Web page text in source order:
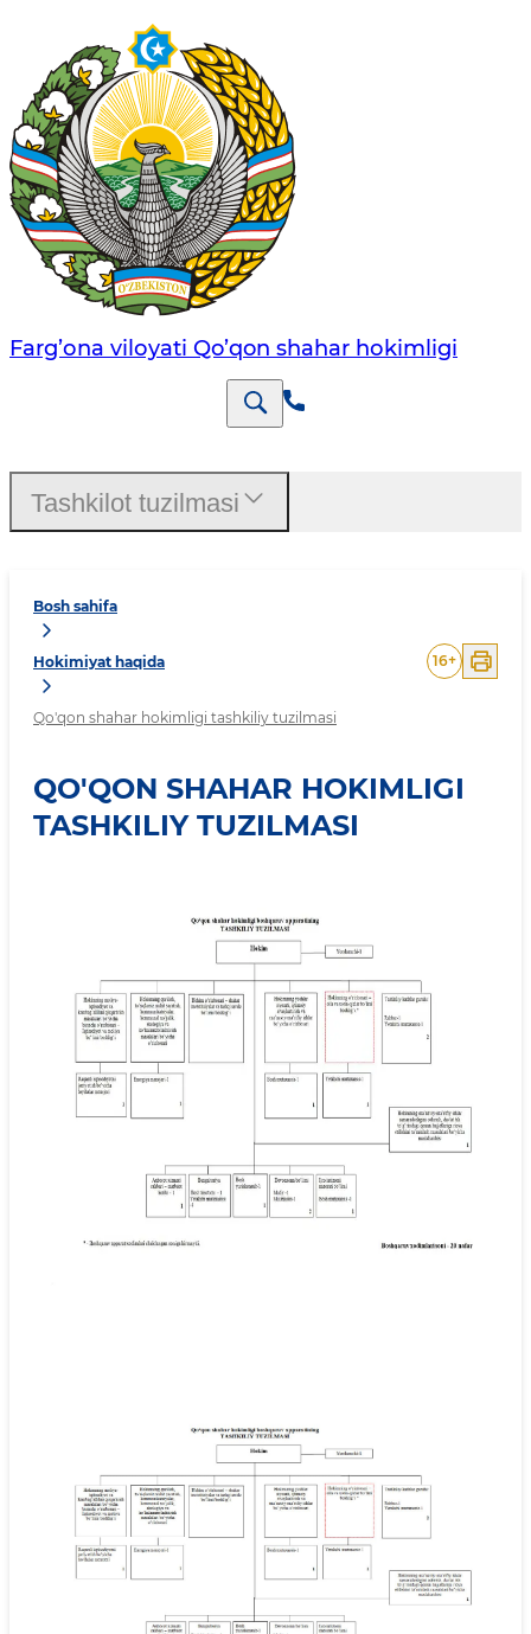
Farg’оnа vilоyati Qo’qon shahar hоkimligi
Bosh sahifa
Hokimiyat haqida
Qo'qon shahar hokimligi tashkiliy tuzilmasi
16+
QO'QON SHAHAR HOKIMLIGI
TASHKILIY TUZILMASI
Tashkilot tuzilmasi